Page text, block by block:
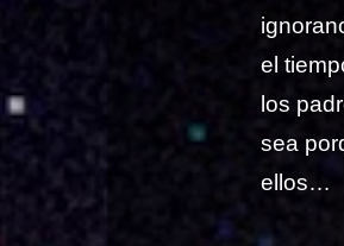
el
los
sea
ellos…